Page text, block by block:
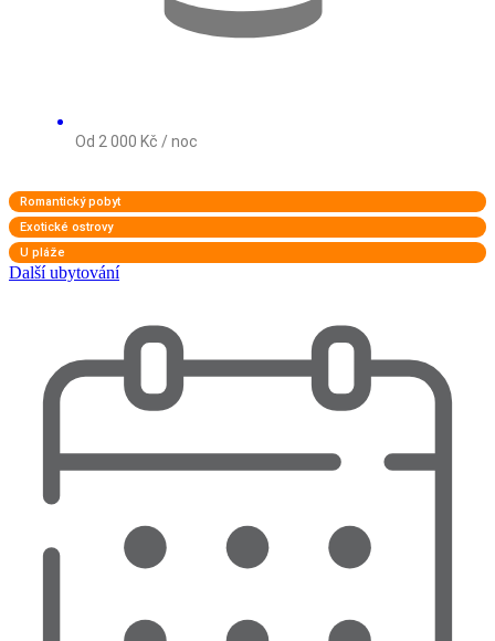
Od 2 000 Kč / noc
Romantický pobyt
Exotické ostrovy
U pláže
Další ubytování